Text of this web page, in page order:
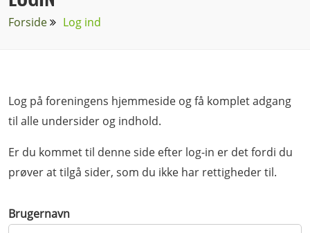
Forside Log ind
Log på foreningens hjemmeside og få komplet adgang
til alle undersider og indhold.
Er du kommet til denne side efter log-in er det fordi du
prøver at tilgå sider, som du ikke har rettigheder til.
Brugernavn